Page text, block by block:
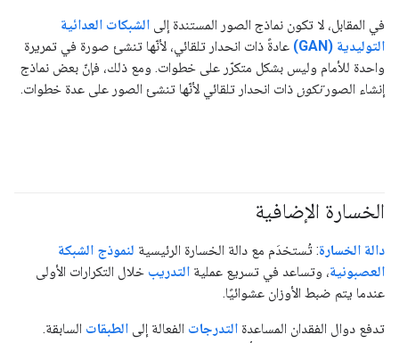
في المقابل، لا تكون نماذج الصور المستندة إلى الشبكات العدائية
التوليدية (GAN)
عادةً ذات انحدار تلقائي، لأنّها تنشئ صورة في تمريرة
واحدة للأمام وليس بشكل متكرّر على خطوات. ومع ذلك، فإنّ بعض نماذج
إنشاء الصورتكون ذات انحدار تلقائي لأنّها تنشئ الصور على عدة خطوات.
الخسارة الإضافية
دالة الخسارة: تُستخدَم مع دالة الخسارة الرئيسية لنموذج الشبكة
العصبونية، وتساعد في تسريع عملية التدريب خلال التكرارات الأولى
عندما يتم ضبط الأوزان عشوائيًا.
تدفع دوال الفقدان المساعدة التدرجات الفعالة إلى الطبقات السابقة.